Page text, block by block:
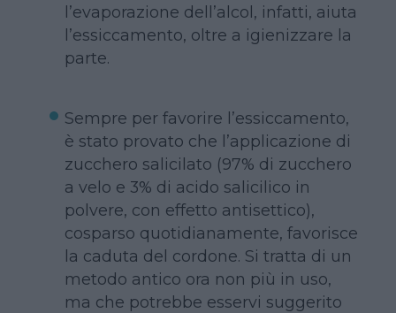
l’evaporazione dell’alcol, infatti, aiuta
l’essiccamento, oltre a igienizzare la
parte.
Sempre per favorire l’essiccamento,
è stato provato che l’applicazione di
zucchero salicilato (97% di zucchero
a velo e 3% di acido salicilico in
polvere, con effetto antisettico),
cosparso quotidianamente, favorisce
la caduta del cordone. Si tratta di un
metodo antico ora non più in uso,
ma che potrebbe esservi suggerito